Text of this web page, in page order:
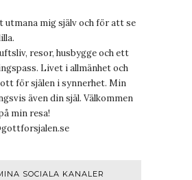
utmana mig själv och för att se
resor, husbygge och ett
Livet i allmänhet och
för själen i synnerhet. Min
även din själ. Välkommen
min resa!
SOCIALA KANALER